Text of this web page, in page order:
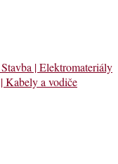
| Elektromateriály
Kabely a vodiče